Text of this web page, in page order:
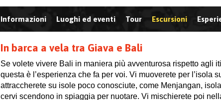
Informazioni Luoghi ed eventi Tour Escursioni
In barca a vela tra Giava e Bali
Se volete vivere Bali in maniera più avventurosa rispetto agli
questa è l’esperienza che fa per voi. Vi muoverete per l’isola
attraccherete su isole poco conosciute, come Menjangan,
cervi scendono in spiaggia per nuotare. Vi mischierete poi